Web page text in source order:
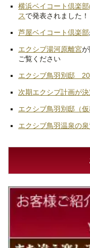
横浜ベイコート倶楽
スで発表されました！
芦屋ベイコート倶楽部
エクシブ湯河原離宮
ご覧ください
エクシブ鳥羽別邸
次期エクシブ計画が
エクシブ鳥羽別邸（
エクシブ鳥羽温泉の